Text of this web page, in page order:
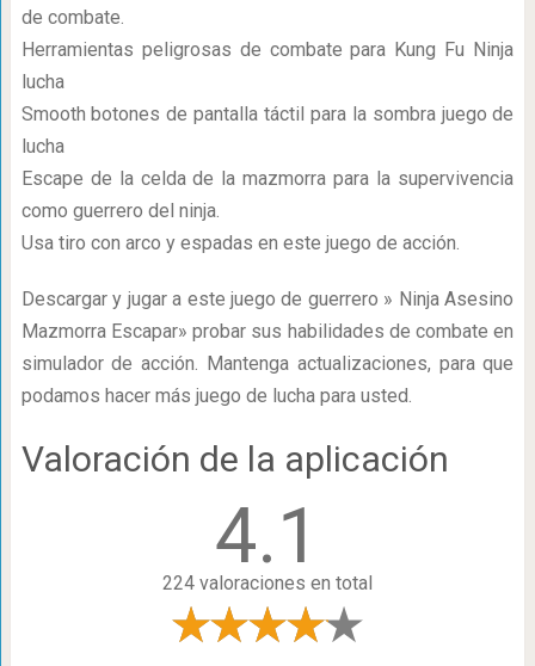
de combate.
Herramientas peligrosas de combate para Kung Fu Ninja
lucha
Smooth botones de pantalla táctil para la sombra juego de
lucha
Escape de la celda de la mazmorra para la supervivencia
como guerrero del ninja.
Usa tiro con arco y espadas en este juego de acción.
Descargar y jugar a este juego de guerrero » Ninja Asesino
Mazmorra Escapar» probar sus habilidades de combate en
simulador de acción. Mantenga actualizaciones, para que
podamos hacer más juego de lucha para usted.
Valoración de la aplicación
4.1
224 valoraciones en total